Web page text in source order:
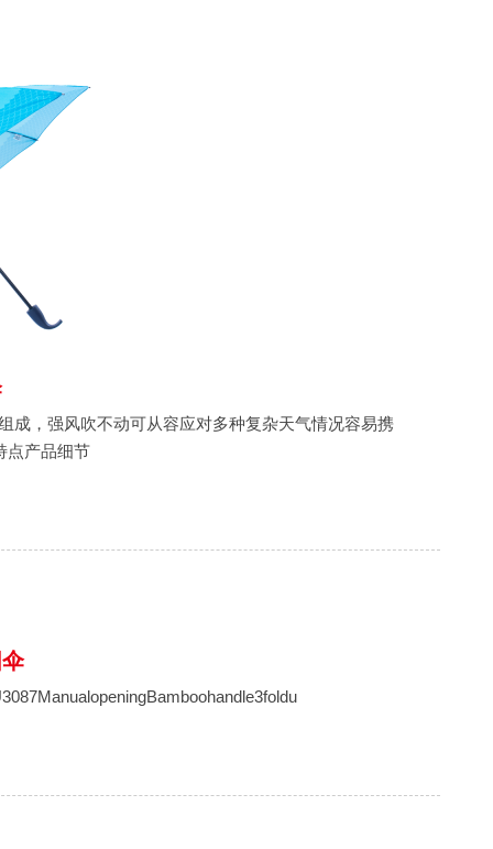
成，强风吹不动可从容应对多种复杂天气情况容易携
点产品细节